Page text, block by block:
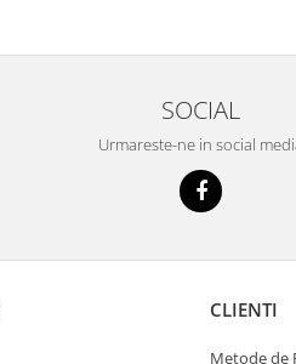
SOCIAL
Urmareste-ne in social
CLIENTI
Metode de